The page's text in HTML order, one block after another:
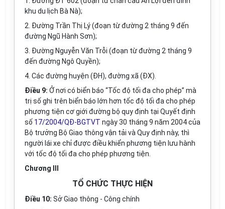
khu du lịch Bà Nà);
2. Đường Trần Thị Lý (đoạn từ đường 2 tháng 9 đến
đường Ngũ Hành Sơn);
3. Đường Nguyễn Văn Trỗi (đoạn từ đường 2 tháng 9
đến đường Ngô Quyền);
4. Các đường huyện (ĐH), đường xã (ĐX).
Điều 9: Ở nơi có biển báo “Tốc độ tối đa cho phép” mà
trị số ghi trên biển báo lớn hơn tốc độ tối đa cho phép
phương tiện cơ giới đường bộ quy định tại Quyết định
số 17/2004/QĐ-BGTVT ngày 30 tháng 9 năm 2004 của
Bộ trưởng Bộ Giao thông vận tải và Quy định này, thì
người lái xe chỉ được điều khiển phương tiện lưu hành
với tốc độ tối đa cho phép phương tiện.
Chương III
TỔ CHỨC THỰC HIỆN
Điều 10: Sở Giao thông - Công chính